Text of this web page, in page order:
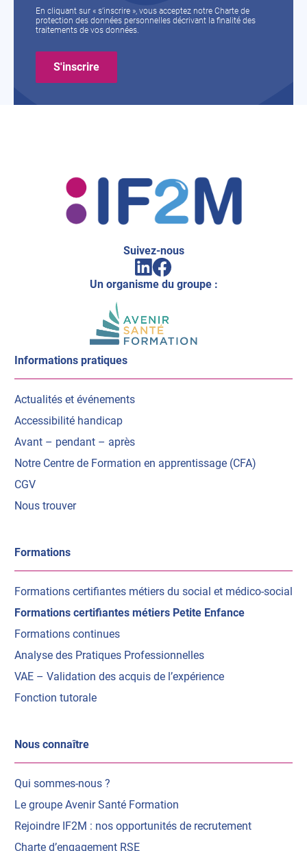
En cliquant sur « s’inscrire », vous acceptez notre Charte de
protection des données personnelles décrivant la finalité des
traitements de vos données.
Suivez-nous
Linkedin
(ouvrir
vers
onglet)
vers
un
Un organisme du groupe :
Informations pratiques
Actualités et événements
Accessibilité handicap
Avant – pendant – après
Notre Centre de Formation en apprentissage (CFA)
CGV
Nous trouver
Formations
Formations certifiantes métiers du social et médico-social
Formations certifiantes métiers Petite Enfance
Formations continues
Analyse des Pratiques Professionnelles
VAE – Validation des acquis de l’expérience
Fonction tutorale
Nous connaître
Qui sommes-nous ?
Le groupe Avenir Santé Formation
Rejoindre IF2M : nos opportunités de recrutement
Charte d’engagement RSE